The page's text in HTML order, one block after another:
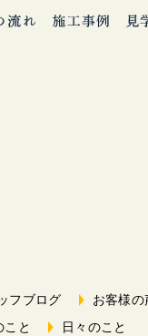
フブログ お客様の
こと
日々のこと